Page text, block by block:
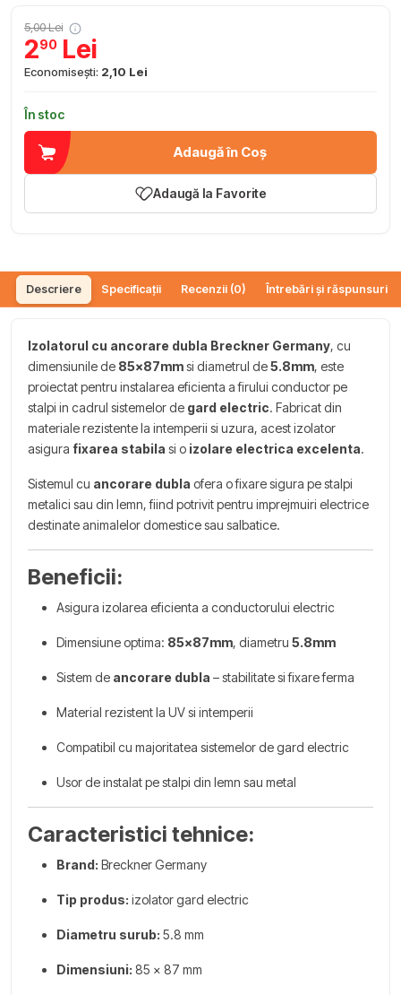
5,00 Lei
290 Lei
Economisești: 2,10 Lei
În stoc
Adaugă în Coș
Adaugă la Favorite
Descriere Specificații Recenzii (0) Întrebări și răspunsuri
Izolatorul cu ancorare dubla Breckner Germany, cu
dimensiunile de 85x87mmsi diametrul de5.8mm, este
proiectat pentru instalarea eficienta a firului conductor pe
stalpi in cadrul sistemelor de gard electric. Fabricat din
materiale rezistente la intemperii si uzura, acest izolator
asigura fixarea stabila si o izolare electrica excelenta.
Sistemul cu ancorare dubla ofera o fixare sigura pe stalpi
metalici sau din lemn, fiind potrivit pentru imprejmuiri electrice
destinate animalelor domestice sau salbatice.
Beneficii:
Asigura izolarea eficienta a conductorului electric
Dimensiune optima: 85x87mm, diametru 5.8mm
Sistem de ancorare dubla – stabilitate si fixare ferma
Material rezistent la UV si intemperii
Compatibil cu majoritatea sistemelor de gard electric
Usor de instalat pe stalpi din lemn sau metal
Caracteristici tehnice:
Brand: Breckner Germany
Tip produs: izolator gard electric
Diametru surub: 5.8 mm
Dimensiuni: 85 x 87 mm